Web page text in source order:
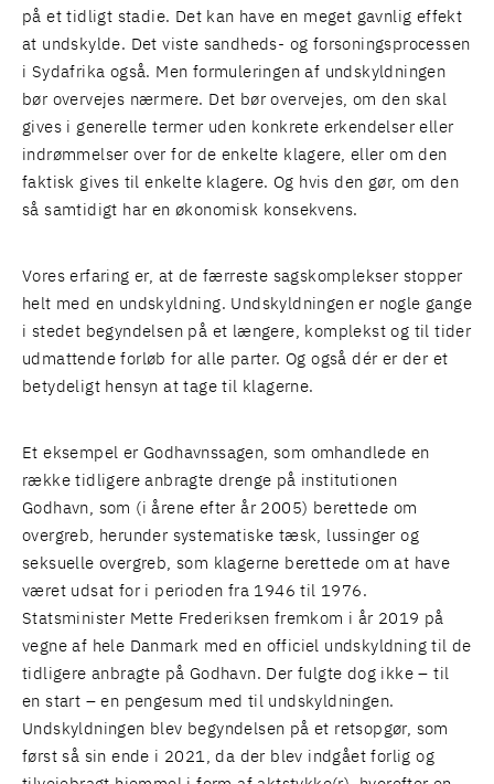
på et tidligt stadie. Det kan have en meget gavnlig effekt
at undskylde. Det viste sandheds- og forsoningsprocessen
i Sydafrika også. Men formuleringen af undskyldningen
bør overvejes nærmere. Det bør overvejes, om den skal
gives i generelle termer uden konkrete erkendelser eller
indrømmelser over for de enkelte klagere, eller om den
faktisk gives til enkelte klagere. Og hvis den gør, om den
så samtidigt har en økonomisk konsekvens.
Vores erfaring er, at de færreste sagskomplekser stopper
helt med en undskyldning. Undskyldningen er nogle gange
i stedet begyndelsen på et længere, komplekst og til tider
udmattende forløb for alle parter. Og også dér er der et
betydeligt hensyn at tage til klagerne.
Et eksempel er Godhavnssagen, som omhandlede en
række tidligere anbragte drenge på institutionen
Godhavn, som (i årene efter år 2005) berettede om
overgreb, herunder systematiske tæsk, lussinger og
seksuelle overgreb, som klagerne berettede om at have
været udsat for i perioden fra 1946 til 1976.
Statsminister Mette Frederiksen fremkom i år 2019 på
vegne af hele Danmark med en officiel undskyldning til de
tidligere anbragte på Godhavn. Der fulgte dog ikke – til
en start – en pengesum med til undskyldningen.
Undskyldningen blev begyndelsen på et retsopgør, som
først så sin ende i 2021, da der blev indgået forlig og